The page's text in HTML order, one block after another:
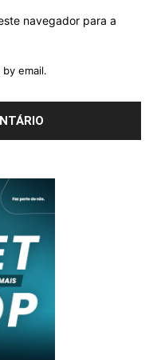
navegador para a
email.